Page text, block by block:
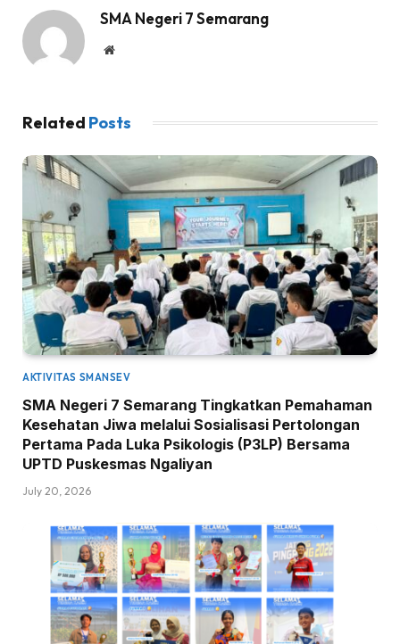
SMA Negeri 7 Semarang
Website
Related Posts
AKTIVITAS SMANSEV
SMA Negeri 7 Semarang Tingkatkan Pemahaman
Kesehatan Jiwa melalui Sosialisasi Pertolongan
Pertama Pada Luka Psikologis (P3LP) Bersama
UPTD Puskesmas Ngaliyan
July 20, 2026